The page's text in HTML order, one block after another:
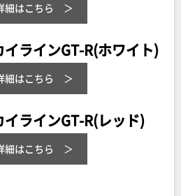
細はこちら
ラインGT-R(ホワイト)
細はこちら
ラインGT-R(レッド)
細はこちら